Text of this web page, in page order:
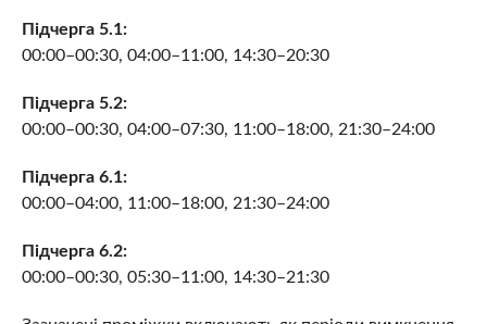
Підчерга 5.1:
00:00–00:30, 04:00–11:00, 14:30–20:30
Підчерга 5.2:
00:00–00:30, 04:00–07:30, 11:00–18:00, 21:30–24:00
Підчерга 6.1:
00:00–04:00, 11:00–18:00, 21:30–24:00
Підчерга 6.2:
00:00–00:30, 05:30–11:00, 14:30–21:30